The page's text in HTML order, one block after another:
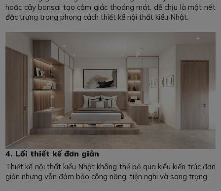
hoặc cây bonsai tạo cảm giác thoáng mát, dễ chịu là một nét
đặc trưng trong phong cách thiết kế nội thất kiểu Nhật.
4. Lối thiết kế đơn giản
Thiết kế nội thất kiểu Nhật không thể bỏ qua kiểu kiến trúc đơn
giản nhưng vẫn đảm bảo công năng, tiện nghi và sang trọng.